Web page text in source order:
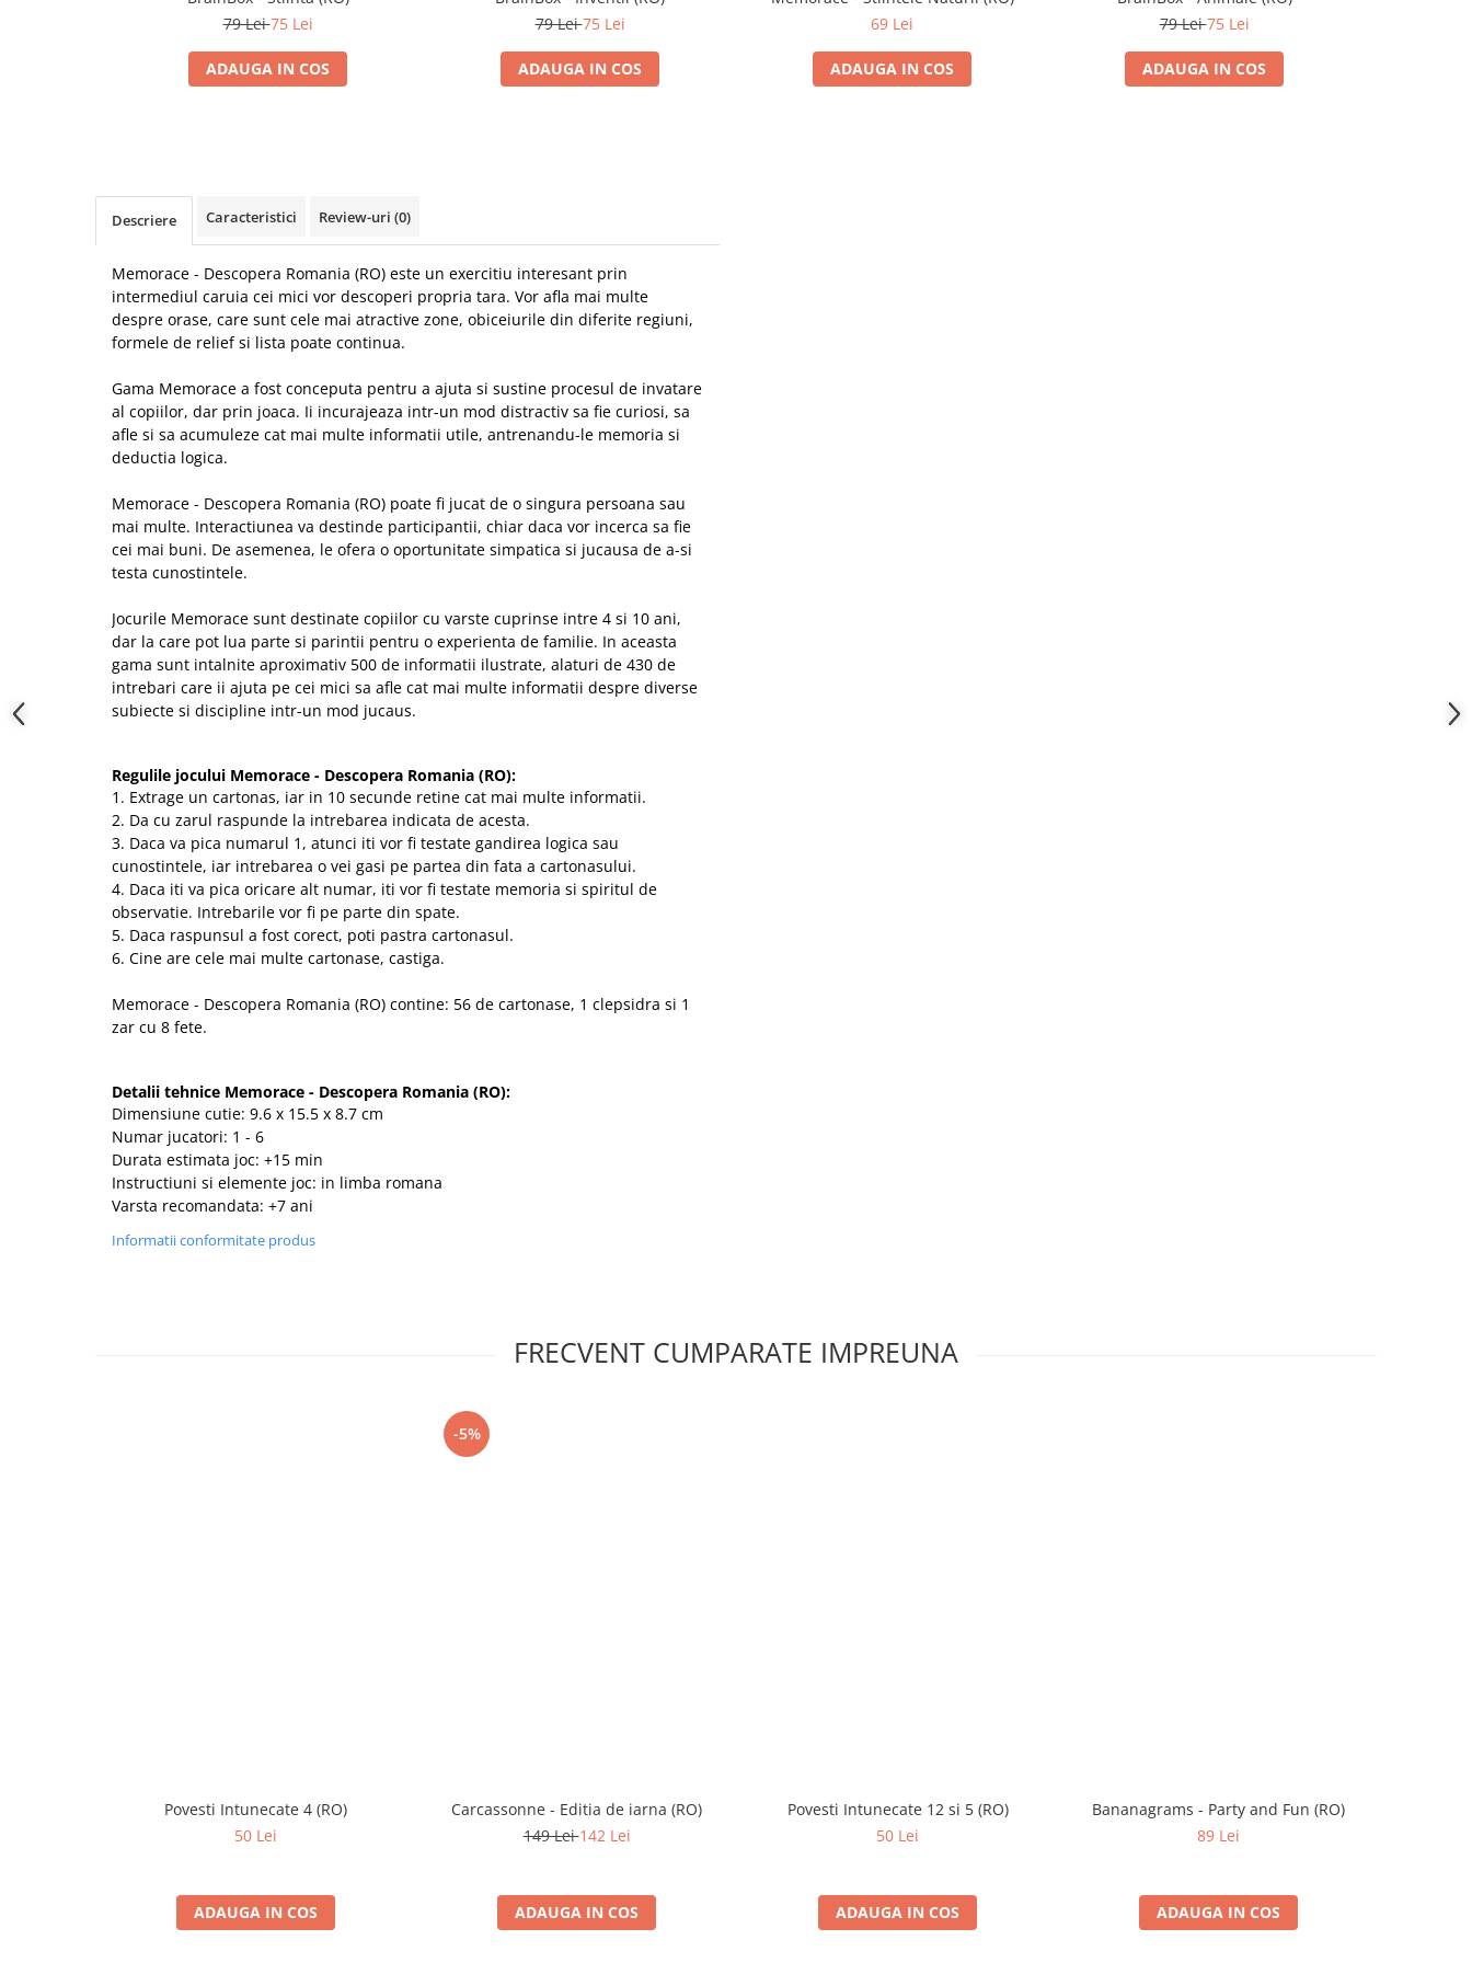
79 Lei75 Lei
ADAUGA IN COS
79 Lei75 Lei
ADAUGA IN COS
69 Lei
ADAUGA IN COS
79 Lei75 Lei
ADAUGA IN COS
Descriere Caracteristici Review-uri (0)
Memorace - Descopera Romania (RO) este un exercitiu interesant prin
intermediul caruia cei mici vor descoperi propria tara. Vor afla mai multe
despre orase, care sunt cele mai atractive zone, obiceiurile din diferite regiuni,
formele de relief si lista poate continua.
Gama Memorace a fost conceputa pentru a ajuta si sustine procesul de invatare
al copiilor, dar prin joaca. Ii incurajeaza intr-un mod distractiv sa fie curiosi, sa
afle si sa acumuleze cat mai multe informatii utile, antrenandu-le memoria si
deductia logica.
Memorace - Descopera Romania (RO) poate fi jucat de o singura persoana sau
mai multe. Interactiunea va destinde participantii, chiar daca vor incerca sa fie
cei mai buni. De asemenea, le ofera o oportunitate simpatica si jucausa de a-si
testa cunostintele.
Jocurile Memorace sunt destinate copiilor cu varste cuprinse intre 4 si 10 ani,
dar la care pot lua parte si parintii pentru o experienta de familie. In aceasta
gama sunt intalnite aproximativ 500 de informatii ilustrate, alaturi de 430 de
intrebari care ii ajuta pe cei mici sa afle cat mai multe informatii despre diverse
subiecte si discipline intr-un mod jucaus.
Regulile jocului Memorace - Descopera Romania (RO):
1. Extrage un cartonas, iar in 10 secunde retine cat mai multe informatii.
2. Da cu zarul raspunde la intrebarea indicata de acesta.
3. Daca va pica numarul 1, atunci iti vor fi testate gandirea logica sau
cunostintele, iar intrebarea o vei gasi pe partea din fata a cartonasului.
4. Daca iti va pica oricare alt numar, iti vor fi testate memoria si spiritul de
observatie. Intrebarile vor fi pe parte din spate.
5. Daca raspunsul a fost corect, poti pastra cartonasul.
6. Cine are cele mai multe cartonase, castiga.
Memorace - Descopera Romania (RO) contine: 56 de cartonase, 1 clepsidra si 1
zar cu 8 fete.
Detalii tehnice Memorace - Descopera Romania (RO):
Dimensiune cutie: 9.6 x 15.5 x 8.7 cm
Numar jucatori: 1 - 6
Durata estimata joc: +15 min
Instructiuni si elemente joc: in limba romana
Varsta recomandata: +7 ani
Informatii conformitate produs
FRECVENT CUMPARATE IMPREUNA
Povesti Intunecate 4 (RO)
50 Lei
ADAUGA IN COS
-5%
Carcassonne - Editia de iarna (RO)
149 Lei142 Lei
ADAUGA IN COS
Povesti Intunecate 12 si 5 (RO)
50 Lei
ADAUGA IN COS
Bananagrams - Party and Fun (RO)
89 Lei
ADAUGA IN COS